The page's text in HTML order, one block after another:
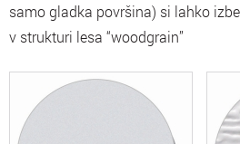
samo gladka površina) si lahko
v strukturi lesa “woodgrain”